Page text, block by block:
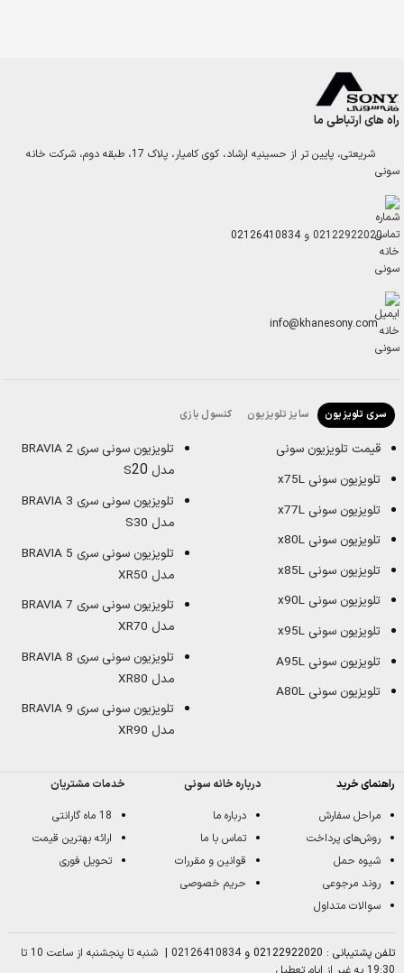
راه های ارتباطی ما
شریعتی، پایین تر از حسینیه ارشاد، کوی کامیار، پلاک 17، طبقه دوم، شرکت خانه
سونی
02122922020 و02126410834
info@khanesony.com
سری تلویزیون سایز تلویزیون کنسول بازی
قیمت تلویزیون سونی
تلویزیون سونی x75L
تلویزیون سونی x77L
تلویزیون سونی x80L
تلویزیون سونی x85L
تلویزیون سونی x90L
تلویزیون سونی x95L
تلویزیون سونی A95L
تلویزیون سونی A80L
تلویزیون سونی سری BRAVIA 2
مدل S 20
تلویزیون سونی سری BRAVIA 3
مدل S30
تلویزیون سونی سری BRAVIA 5
مدل XR50
تلویزیون سونی سری BRAVIA 7
مدل XR70
تلویزیون سونی سری BRAVIA 8
مدل XR80
تلویزیون سونی سری BRAVIA 9
مدل XR90
راهنمای خرید
مراحل سفارش
روش‌های پرداخت
شیوه حمل
روند مرجوعی
سوالات متداول
درباره خانه سونی
درباره ما
تماس با ما
قوانین و مقررات
حریم خصوصی
خدمات مشتریان
18 ماه گارانتی
ارائه بهترین قیمت
تحویل فوری
تلفن پشتیبانی : 02122922020 و 02126410834
|
شنبه تا پنجشنبه از ساعت 10 تا